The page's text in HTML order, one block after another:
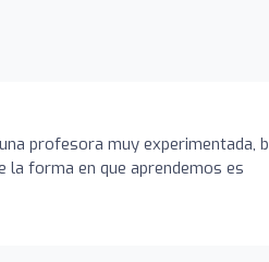
profesora muy experimentada,
la forma en que aprendemos es